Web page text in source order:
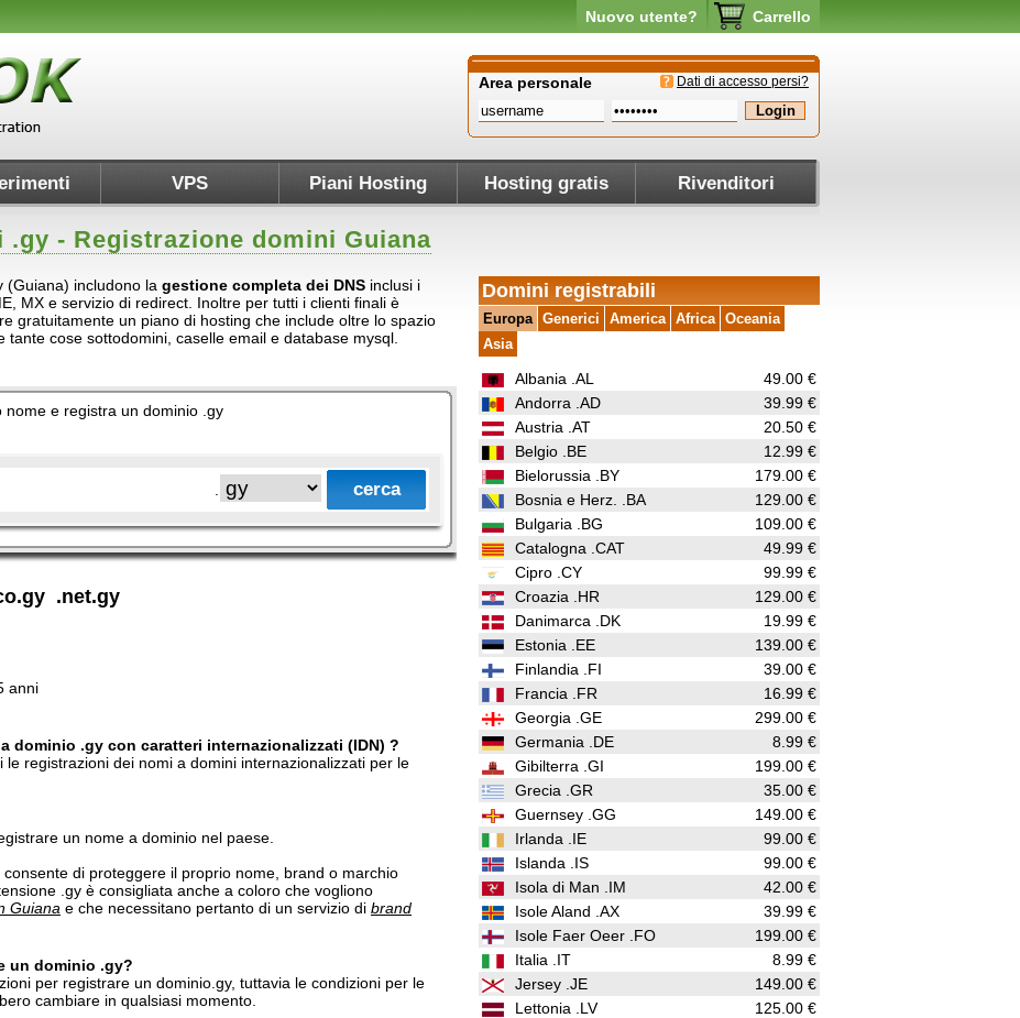
Nuovo utente? Carrello
Dati di accesso persi?
Area personale
VPS Piani Hosting Hosting gratis Rivenditori
.gy - Registrazione domini Guiana
(Guiana) includono la gestione completa dei DNS inclusi i
MX e servizio di redirect. Inoltre per tutti i clienti finali è
gratuitamente un piano di hosting che include oltre lo spazio
tante cose sottodomini, caselle email e database mysql.
nome e registra un dominio .gy
.net.gy
anni
dominio .gy con caratteri internazionalizzati (IDN) ?
registrazioni dei nomi a domini internazionalizzati per le
un nome a dominio nel paese.
di proteggere il proprio nome, brand o marchio
.gy è consigliata anche a coloro che vogliono
Guiana e che necessitano pertanto di un servizio di brand
un dominio .gy?
per registrare un dominio.gy, tuttavia le condizioni per le
cambiare in qualsiasi momento.
Domini registrabili
Europa Generici America Africa Oceania
Asia
Albania .AL
49.00 €
Andorra .AD
39.99 €
Austria .AT
20.50 €
Belgio .BE
12.99 €
Bielorussia .BY
179.00 €
Bosnia e Herz. .BA
129.00 €
Bulgaria .BG
109.00 €
Catalogna .CAT
49.99 €
Cipro .CY
99.99 €
Croazia .HR
129.00 €
Danimarca .DK
19.99 €
Estonia .EE
139.00 €
Finlandia .FI
39.00 €
Francia .FR
16.99 €
Georgia .GE
299.00 €
Germania .DE
8.99 €
Gibilterra .GI
199.00 €
Grecia .GR
35.00 €
Guernsey .GG
149.00 €
Irlanda .IE
99.00 €
Islanda .IS
99.00 €
Isola di Man .IM
42.00 €
Isole Aland .AX
39.99 €
Isole Faer Oeer .FO
199.00 €
Italia .IT
8.99 €
Jersey .JE
149.00 €
Lettonia .LV
125.00 €